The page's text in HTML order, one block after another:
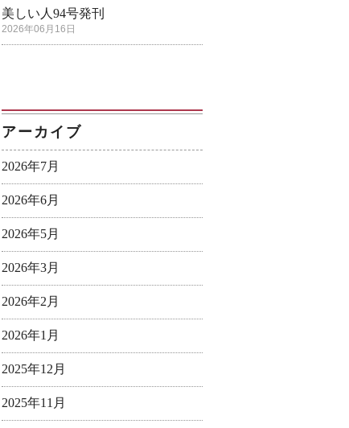
美しい人94号発刊
2026年06月16日
アーカイブ
2026年7月
2026年6月
2026年5月
2026年3月
2026年2月
2026年1月
2025年12月
2025年11月